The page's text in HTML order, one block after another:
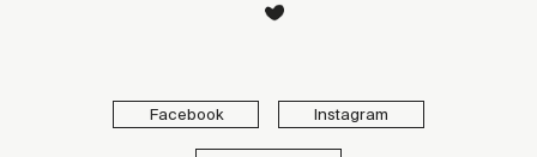
Facebook Instagram